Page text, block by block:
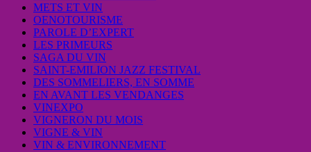
METS ET VIN
OENOTOURISME
PAROLE D’EXPERT
LES PRIMEURS
SAGA DU VIN
SAINT-EMILION JAZZ FESTIVAL
DES SOMMELIERS, EN SOMME
EN AVANT LES VENDANGES
VINEXPO
VIGNERON DU MOIS
VIGNE & VIN
VIN & ENVIRONNEMENT